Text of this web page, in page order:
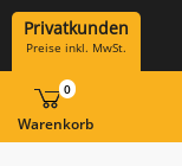
Privatkunden
Preise inkl. MwSt.
Warenkorb
0